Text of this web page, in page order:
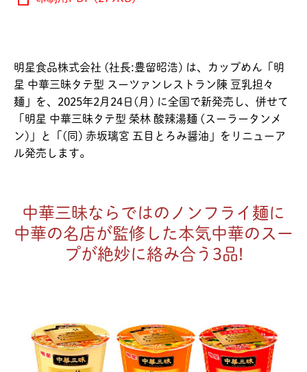
明星食品株式会社 (社長:豊留昭浩) は、カップめん「明
星 中華三昧タテ型 スーツァンレストラン陳 豆乳担々
麺」を、2025年2月24日(月) に全国で新発売し、併せて
「明星 中華三昧タテ型 榮林 酸辣湯麺 (スーラータンメ
ン)」と「(同) 赤坂璃宮 五目とろみ醤油」をリニューア
ル発売します。
中華三昧ならではのノンフライ麺に
中華の名店が監修した本気中華のスー
プが絶妙に絡み合う3品!